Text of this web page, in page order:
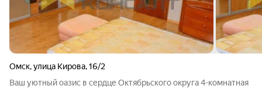
Омск,улица Кирова,16/2
Ваш уютный оазис в сердце Октябрьского округа 4-комнатная